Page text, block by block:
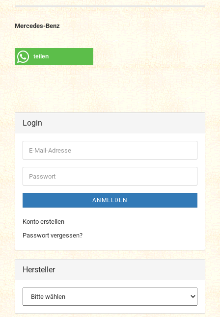
Mercedes-Benz
teilen
Login
E-
Mail-
Adresse
Passwort
ANMELDEN
Konto erstellen
Passwort vergessen?
Hersteller